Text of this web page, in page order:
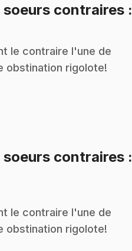
soeurs contraires :
le contraire l'une de
obstination rigolote!
soeurs contraires :
le contraire l'une de
obstination rigolote!